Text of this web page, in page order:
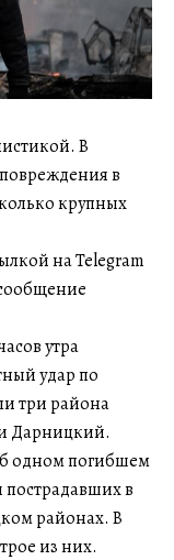
В
в
крупных
на Telegram
утра
удар по
три района
Дарницкий.
одном погибшем
в
районах. В
из них.